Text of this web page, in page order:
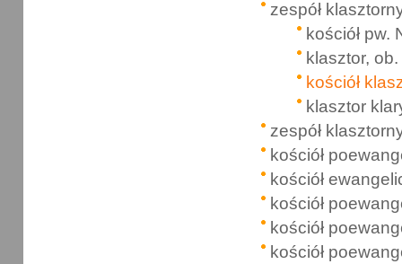
zespół
kościół
klasztor,
kościół
klasztor
zespół
kościół
kościół
kościół
kościół
kościół